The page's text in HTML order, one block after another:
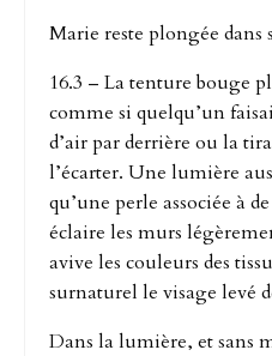
Marie reste plongée dans
16.3 – La tenture bouge
comme si quelqu’un
d’air par derrière ou la
l’écarter. Une lumière
qu’une perle associée à
éclaire les murs
avive les couleurs des
surnaturel le visage levé
Dans la lumière, et sans